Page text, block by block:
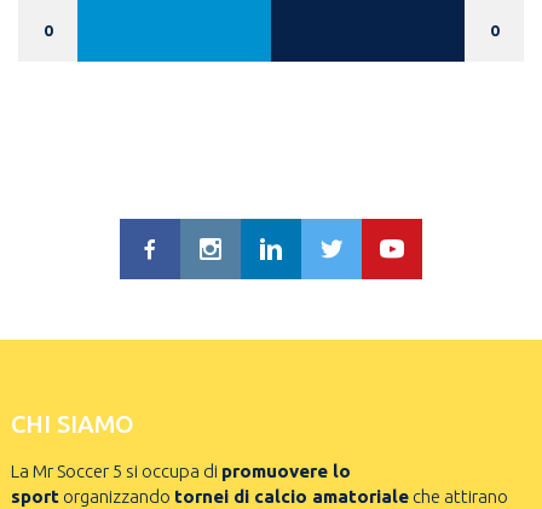
0 0
CHI SIAMO
La Mr Soccer 5 si occupa di promuovere lo
sportorganizzando tornei di calcio amatorialeche attirano